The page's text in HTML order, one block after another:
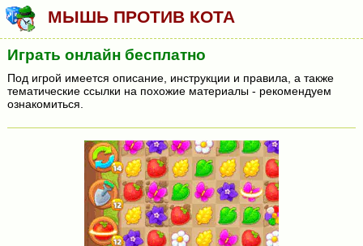
МЫШЬ ПРОТИВ КОТА
Играть онлайн бесплатно
Под игрой имеется описание, инструкции и правила, а также
тематические ссылки на похожие материалы - рекомендуем
ознакомиться.